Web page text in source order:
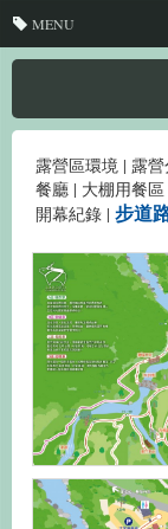
露營區環境 | 露
餐廳 | 大棚用餐區
開幕紀錄 | 步道
MENU